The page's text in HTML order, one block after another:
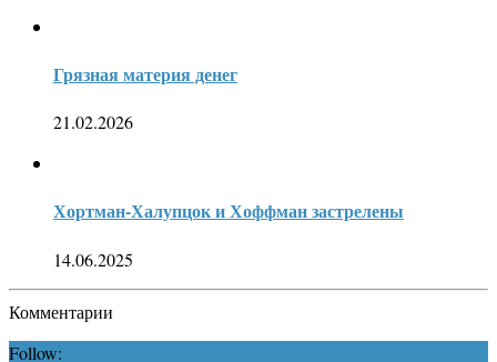
Грязная материя денег
21.02.2026
Хортман-Халупцок и Хоффман застрелены
14.06.2025
Комментарии
Follow: